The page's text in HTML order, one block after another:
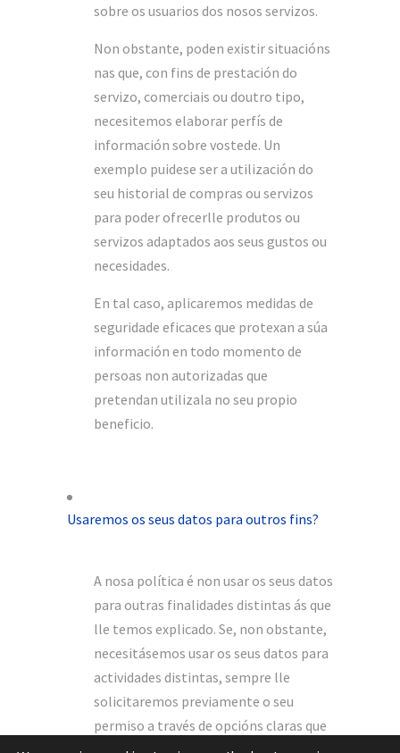
sobre os usuarios dos nosos servizos.
Non obstante, poden existir situacións
nas que, con fins de prestación do
servizo, comerciais ou doutro tipo,
necesitemos elaborar perfís de
información sobre vostede. Un
exemplo puidese ser a utilización do
seu historial de compras ou servizos
para poder ofrecerlle produtos ou
servizos adaptados aos seus gustos ou
necesidades.
En tal caso, aplicaremos medidas de
seguridade eficaces que protexan a súa
información en todo momento de
persoas non autorizadas que
pretendan utilizala no seu propio
beneficio.
Usaremos os seus datos para outros fins?
A nosa política é non usar os seus datos
para outras finalidades distintas ás que
lle temos explicado. Se, non obstante,
necesitásemos usar os seus datos para
actividades distintas, sempre lle
solicitaremos previamente o seu
permiso a través de opcións claras que
lle permitirán decidir ao respecto.